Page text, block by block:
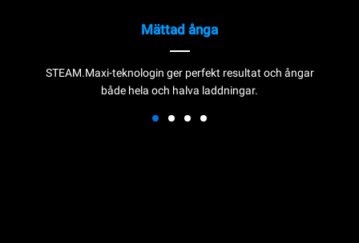
Mättad ånga
STEAM.Maxi-teknologin ger perfekt resultat och ångar
både hela och halva laddningar.